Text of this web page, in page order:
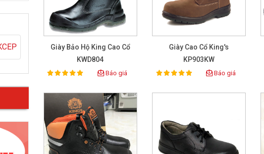
Giày Bảo Hộ King Cao Cổ
KWD804
Rating:
100% Báo giá
Giày Cao Cổ King's
KP903KW
Rating:
100% Báo giá